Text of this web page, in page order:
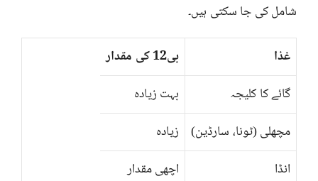
شامل کی جا سکتی ہیں۔
غذا
بی12 کی مقدار
گائے کا کلیجہ
بہت زیادہ
مچھلی (ٹونا، سارڈین) زیادہ
انڈا
اچھی مقدار